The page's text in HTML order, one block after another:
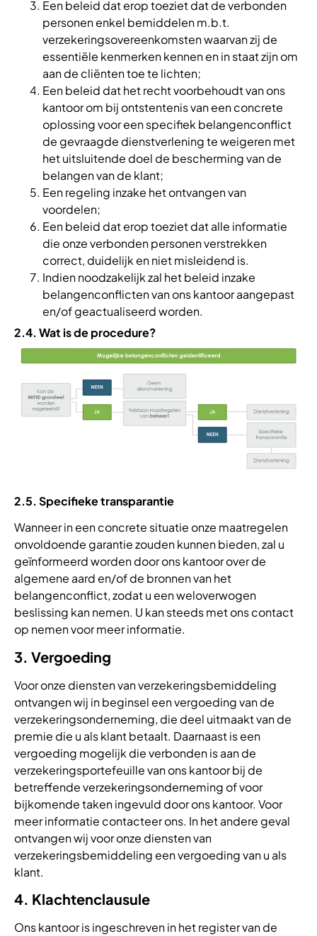
Een beleid dat erop toeziet dat de verbonden
personen enkel bemiddelen m.b.t.
verzekeringsovereenkomsten waarvan zij de
essentiële kenmerken kennen en in staat zijn om
aan de cliënten toe te lichten;
Een beleid dat het recht voorbehoudt van ons
kantoor om bij ontstentenis van een concrete
oplossing voor een specifiek belangenconflict
de gevraagde dienstverlening te weigeren met
het uitsluitende doel de bescherming van de
belangen van de klant;
Een regeling inzake het ontvangen van
voordelen;
Een beleid dat erop toeziet dat alle informatie
die onze verbonden personen verstrekken
correct, duidelijk en niet misleidend is.
Indien noodzakelijk zal het beleid inzake
belangenconflicten van ons kantoor aangepast
en/of geactualiseerd worden.
2.4. Wat is de procedure?
2.5. Specifieke transparantie
Wanneer in een concrete situatie onze maatregelen
onvoldoende garantie zouden kunnen bieden, zal u
geïnformeerd worden door ons kantoor over de
algemene aard en/of de bronnen van het
belangenconflict, zodat u een weloverwogen
beslissing kan nemen. U kan steeds met ons contact
op nemen voor meer informatie.
3. Vergoeding
Voor onze diensten van verzekeringsbemiddeling
ontvangen wij in beginsel een vergoeding van de
verzekeringsonderneming, die deel uitmaakt van de
premie die u als klant betaalt. Daarnaast is een
vergoeding mogelijk die verbonden is aan de
verzekeringsportefeuille van ons kantoor bij de
betreffende verzekeringsonderneming of voor
bijkomende taken ingevuld door ons kantoor. Voor
meer informatie contacteer ons. In het andere geval
ontvangen wij voor onze diensten van
verzekeringsbemiddeling een vergoeding van u als
klant.
4. Klachtenclausule
Ons kantoor is ingeschreven in het register van de